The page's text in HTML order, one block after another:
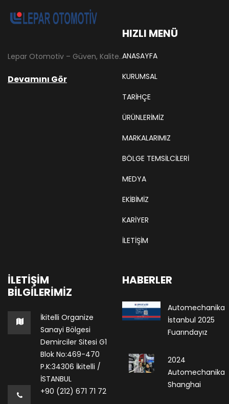
Lepar Otomotiv – Güven, Kalite ve İstikrarın Adresi Lepar Otomotiv, Türkiye’nin otomotiv yedek parça sektöründe köklü bir geçmişe sahip, yenilikçi ve öncü firmalarından biridir. 1966 yılında Hüsnü Leblebici tarafından Tokat’ta mütevazı bir girişim olarak kurulan firmamız, ilk etapta Ford kamyonları, Ford Otosan minibüsleri ve Anadol marka araçların ünite ve yedek parçalarının satışını gerçekleştirerek sektöre adım atmıştır.
Devamını Gör
HIZLI MENÜ
ANASAYFA
KURUMSAL
TARIHÇE
ÜRÜNLERİMİZ
MARKALARIMIZ
BÖLGE TEMSILCILERI
MEDYA
EKIBIMIZ
KARIYER
İLETİŞİM
İLETIŞIM
BILGILERIMIZ
İkitelli Organize
Sanayi Bölgesi
Demirciler Sitesi G1
Blok No:469-470
P.K:34306 İkitelli /
İSTANBUL
+90 (212) 671 71 72
HABERLER
Automechanika
İstanbul 2025
Fuarındayız
2024
Automechanika
Shanghai